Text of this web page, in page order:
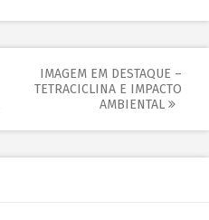
IMAGEM EM DESTAQUE –
TETRACICLINA E IMPACTO
AMBIENTAL